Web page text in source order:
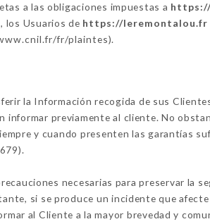
a las obligaciones impuestas a
los Usuarios de https://leremontalou.fr
fr/plaintes).
la Información recogida de sus
informar previamente al cliente. No
y cuando presenten las garantías
necesarias para preservar la
si se produce un incidente que
al Cliente a la mayor brevedad y